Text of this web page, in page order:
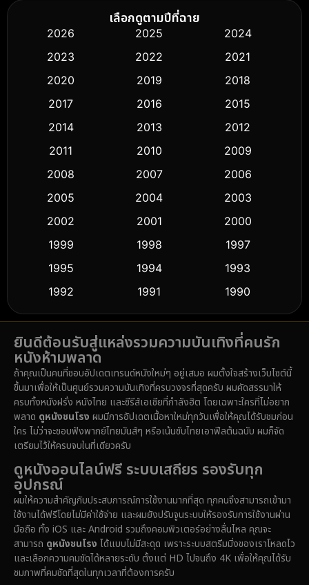
Biography ชีวิตจริง
Classic หนังคลาสสิก (50)
Comedy ตลก (443)
Crime อาชญากรรม (518)
Cult Film
Dance เต้น (10)
Detective สืบสวน (59)
Disaster
Disney+ (5)
Documentary สารคดี (91)
Dystopian
Emotional (61)
Epic มหากาพย์ (222)
เลือกดูตามปีที่ฉาย
2026 2025
2024
2023
2022
2021
2020
2019
2018
2017
2016
2015
2014
2013
2012
2011
2010
2009
2008
2007
2006
2005
2004
2003
2002
2001
2000
1999
1998
1997
1995
1994
1993
1992
1991
1990
1989
1988
1986
1985
1983
1982
1981
1971
1962 1953
ยินดีต้อนรับสู่แหล่งรวมความบันเทิงที่คนรัก
หนังห้ามพลาด
ถ้าคุณเป็นคนที่ชอบอัปเดตเทรนด์หนังใหม่ๆ อยู่เสมอ ผมตั้งใจสร้างเว็บไซต์นี้
ขึ้นมาเพื่อให้เป็นศูนย์รวมความบันเทิงที่ครบวงจรที่สุดครับ ผมคัดสรรมาให้
ครบทั้งหนังฝรั่ง หนังไทย และซีรีส์เอเชียที่กำลังฮิต โดยเฉพาะใครที่ไม่อยาก
พลาด ดูหนังชนโรง ผมมีการอัปเดตเนื้อหาใหม่ทุกวันเพื่อให้คุณได้รับชมก่อน
ใคร ไม่ว่าจะชอบฟังพากย์ไทยมันส์ๆ หรือเน้นซับไทยเอาฟีลต้นฉบับ ผมก็จัด
เตรียมไว้ให้ครบจบในที่เดียวครับ
ดูหนังออนไลน์ฟรี ระบบเสถียร รองรับทุก
อุปกรณ์
ผมให้ความสำคัญกับประสบการณ์การใช้งานมากที่สุด ทุกคนจึงสามารถเข้ามา
ใช้งานได้ฟรีโดยไม่มีค่าใช้จ่าย และผมยังปรับจูนระบบให้รองรับการใช้งานผ่าน
มือถือ ทั้ง iOS และ Android รวมถึงคอมพิวเตอร์อย่างลื่นไหล คุณจะ
สามารถ ดูหนังชนโรง ได้แบบไม่มีสะดุด เพราะระบบสตรีมมิ่งของเราโหลดไว
และเลือกความคมชัดได้หลายระดับ ตั้งแต่ HD ไปจนถึง 4K เพื่อให้คุณได้รับ
ชมภาพที่คมชัดที่สุดในทุกเวลาที่ต้องการครับ